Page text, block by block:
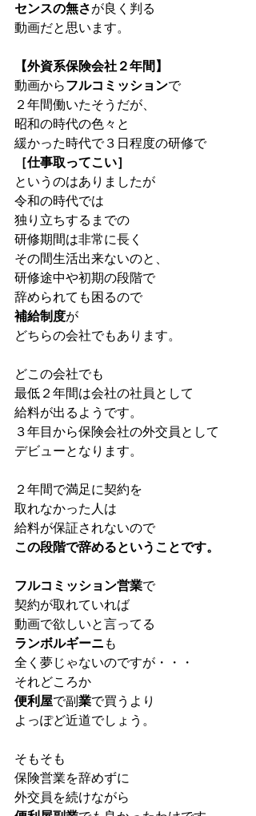
センスの無さが良く判る
動画だと思います。
【外資系保険会社２年間】
動画からフルコミッションで
２年間働いたそうだが、
昭和の時代の色々と
緩かった時代で３日程度の研修で
［仕事取ってこい］
というのはありましたが
令和の時代では
独り立ちするまでの
研修期間は非常に長く
その間生活出来ないのと、
研修途中や初期の段階で
辞められても困るので
補給制度が
どちらの会社でもあります。
どこの会社でも
最低２年間は会社の社員として
給料が出るようです。
３年目から保険会社の外交員として
デビューとなります。
２年間で満足に契約を
取れなかった人は
給料が保証されないので
この段階で辞めるということです。
フルコミッション営業で
契約が取れていれば
動画で欲しいと言ってる
ランボルギーニ も
全く夢じゃないのですが・・・
それどころか
便利屋で副 業で買うより
よっぽど近道でしょう。
そもそも
保険営業を辞めずに
外交員を続けながら